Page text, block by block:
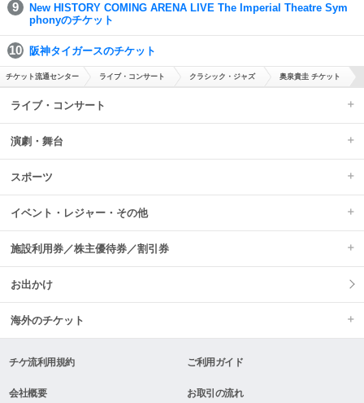
New HISTORY COMING ARENA LIVE The Imperial Theatre Sym
phonyのチケット
阪神タイガースのチケット
チケット流通センター ライブ・コンサート クラシック・ジャズ 奥泉貴圭 チケット
ライブ・コンサート
演劇・舞台
スポーツ
イベント・レジャー・その他
施設利用券／株主優待券／割引券
お出かけ
海外のチケット
チケ流利用規約 ご利用ガイド
会社概要 お取引の流れ